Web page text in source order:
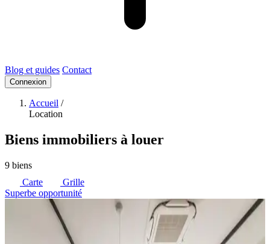
Blog et guides Contact
Connexion
Accueil /
Location
Biens immobiliers à louer
9 biens
Carte
Grille
Superbe opportunité